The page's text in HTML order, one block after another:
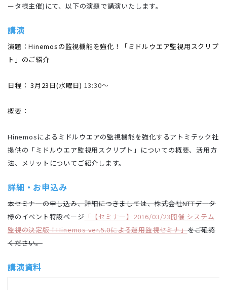
ータ様主催)にて、以下の演題で講演いたします。
講演
演題：Hinemosの監視機能を強化！「ミドルウエア監視用スクリプ
ト」のご紹介
日程： 3月23日(水曜日) 13:30～
概要：
Hinemosによるミドルウエアの監視機能を強化するアトミテック社
提供の「ミドルウエア監視用スクリプト」についての概要、活用方
法、メリットについてご紹介します。
詳細・お申込み
本セミナーの申し込み、詳細につきましては、株式会社NTTデータ
様のイベント特設ページ「【セミナー】2016/03/23開催 システム
監視の決定版！Hinemos ver.5.0による運用監視セミナ」をご確認
ください。
講演資料